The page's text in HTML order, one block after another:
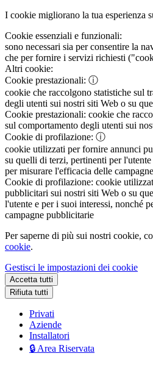
I cookie migliorano la tua esperienza
Cookie essenziali e funzionali:
sono necessari sia per consentire la
che per fornire i servizi richiesti
Altri cookie:
Cookie prestazionali: ⓘ
cookie che raccolgono statistiche sul
degli utenti sui nostri siti Web o su
Cookie prestazionali: cookie che
sul comportamento degli utenti sui
Cookie di profilazione: ⓘ
cookie utilizzati per fornire annunci
su quelli di terzi, pertinenti per
per misurare l'efficacia delle
Cookie di profilazione: cookie
pubblicitari sui nostri siti Web o su
l'utente e per i suoi interessi, nonché
campagne pubblicitarie
Per saperne di più sui nostri cookie,
cookie.
Gestisci le impostazioni dei cookie
Accetta tutti
Rifiuta tutti
Privati
Aziende
Installatori
🔒 Area Riservata